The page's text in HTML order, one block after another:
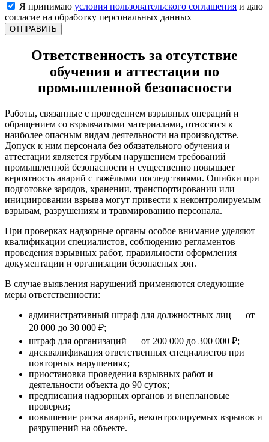
Я принимаю условия пользовательского соглашения и даю
согласие на обработку персональных данных
Ответственность за отсутствие
обучения и аттестации по
промышленной безопасности
Работы, связанные с проведением взрывных операций и
обращением со взрывчатыми материалами, относятся к
наиболее опасным видам деятельности на производстве.
Допуск к ним персонала без обязательного обучения и
аттестации является грубым нарушением требований
промышленной безопасности и существенно повышает
вероятность аварий с тяжёлыми последствиями. Ошибки при
подготовке зарядов, хранении, транспортировании или
инициировании взрыва могут привести к неконтролируемым
взрывам, разрушениям и травмированию персонала.
При проверках надзорные органы особое внимание уделяют
квалификации специалистов, соблюдению регламентов
проведения взрывных работ, правильности оформления
документации и организации безопасных зон.
В случае выявления нарушений применяются следующие
меры ответственности:
административный штраф для должностных лиц — от
20 000 до 30 000 ₽;
штраф для организаций — от 200 000 до 300 000 ₽;
дисквалификация ответственных специалистов при
повторных нарушениях;
приостановка проведения взрывных работ и
деятельности объекта до 90 суток;
предписания надзорных органов и внеплановые
проверки;
повышение риска аварий, неконтролируемых взрывов и
разрушений на объекте.